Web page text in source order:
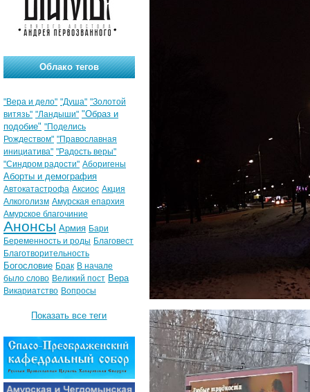
Облако тегов
"Вера и дело" "Душа" "Золотой
витязь" "Ландыши" "Образ и
подобие" "Поделись
Рождеством" "Православная
инициатива" "Радость веры"
"Синдром радости" Аборигены
Аборты и демография
Автокатастрофа Аксиос Акция
Алкоголизм Амурская епархия
Амурское благочиние
Анонсы Армия Бари
Беременность и роды Благовест
Благотворительность
Богословие Брак В начале
было слово Великий пост Вера
Викариатство Вопросы
Показать все теги